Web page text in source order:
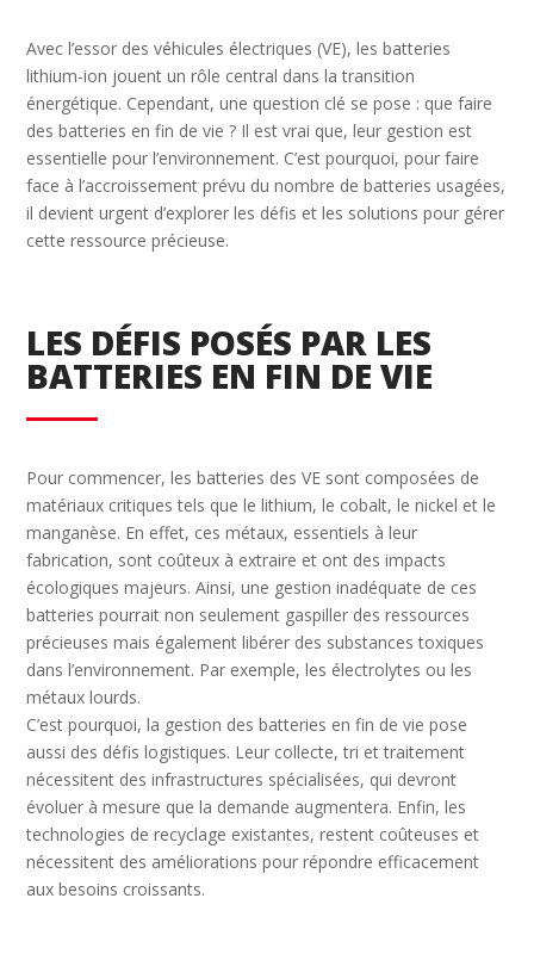
Avec l’essor des véhicules électriques (VE), les batteries
lithium-ion jouent un rôle central dans la transition
énergétique. Cependant, une question clé se pose : que faire
des batteries en fin de vie ? Il est vrai que, leur gestion est
essentielle pour l’environnement. C’est pourquoi, pour faire
face à l’accroissement prévu du nombre de batteries usagées,
il devient urgent d’explorer les défis et les solutions pour gérer
cette ressource précieuse.
LES DÉFIS POSÉS PAR LES
BATTERIES EN FIN DE VIE
Pour commencer, les batteries des VE sont composées de
matériaux critiques tels que le lithium, le cobalt, le nickel et le
manganèse. En effet, ces métaux, essentiels à leur
fabrication, sont coûteux à extraire et ont des impacts
écologiques majeurs. Ainsi, une gestion inadéquate de ces
batteries pourrait non seulement gaspiller des ressources
précieuses mais également libérer des substances toxiques
dans l’environnement. Par exemple, les électrolytes ou les
métaux lourds.
C’est pourquoi, la gestion des batteries en fin de vie pose
aussi des défis logistiques. Leur collecte, tri et traitement
nécessitent des infrastructures spécialisées, qui devront
évoluer à mesure que la demande augmentera. Enfin, les
technologies de recyclage existantes, restent coûteuses et
nécessitent des améliorations pour répondre efficacement
aux besoins croissants.